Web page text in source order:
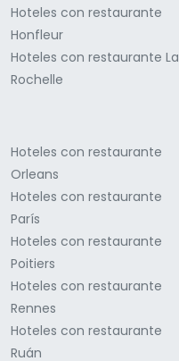
Hoteles con restaurante
Honfleur
Hoteles con restaurante La
Rochelle
Hoteles con restaurante
Orleans
Hoteles con restaurante
París
Hoteles con restaurante
Poitiers
Hoteles con restaurante
Rennes
Hoteles con restaurante
Ruán